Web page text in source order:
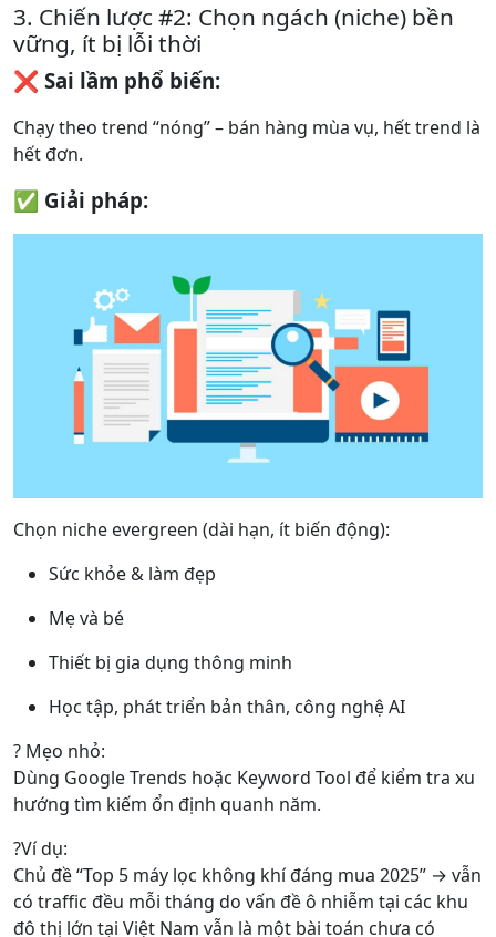
3. Chiến lược #2: Chọn ngách (niche) bền
vững, ít bị lỗi thời
❌ Sai lầm phổ biến:
Chạy theo trend “nóng” – bán hàng mùa vụ, hết trend là
hết đơn.
✅ Giải pháp:
Chọn niche evergreen (dài hạn, ít biến động):
Sức khỏe & làm đẹp
Mẹ và bé
Thiết bị gia dụng thông minh
Học tập, phát triển bản thân, công nghệ AI
? Mẹo nhỏ:
Dùng Google Trends hoặc Keyword Tool để kiểm tra xu
hướng tìm kiếm ổn định quanh năm.
?Ví dụ:
Chủ đề “Top 5 máy lọc không khí đáng mua 2025” → vẫn
có traffic đều mỗi tháng do vấn đề ô nhiễm tại các khu
đô thị lớn tại Việt Nam vẫn là một bài toán chưa có